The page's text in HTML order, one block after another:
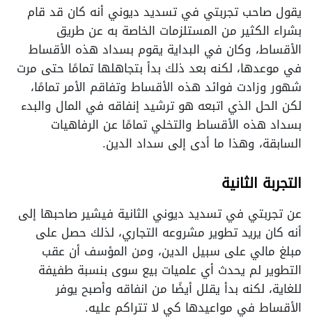
يقول صاحب تجربتي في تسديد ديوني أنه كان قد قام
بشراء الكثير من المستلزمات الخاصة به عن طريق
الأقساط، وكان في البداية يقوم بسداد هذه الأقساط
في موعدها، لكنه بعد ذلك بدأ بتجاهلها تمامًا حتى مرت
شهور وزادت فوائد هذه الأقساط وتفاقم الأمر تمامًا،
لكن الحل الذي اتبعه هو ترشيد إنفاقه في المال والبدء
بسداد هذه الأقساط والتخلي تمامًا عن الرفاهيات
السابقة، وهذا ما أدى إلى سداد الدين.
التجربة الثانية
عن تجربتي في تسديد ديوني الثانية فيشير صاحبها إلى
أنه كان يريد تطوير مشروعه التجاري، لذلك حصل على
مبلغ مالي على سبيل الدين، ومن المؤسف أن عقب
التطوير لم يحدث أي علميات بيع سوى بنسبة طفيفة
للغاية، لكنه بدأ يقلل أيضًا من انفاقه وأصبح يوفر
الأقساط في مواعيدها كي لا تتراكم عليه.